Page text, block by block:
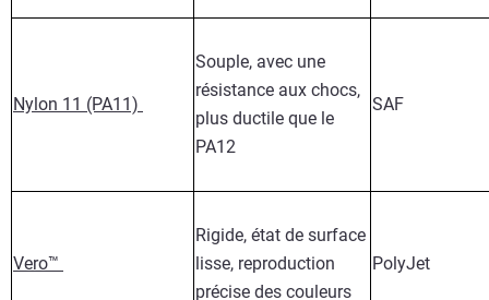
Nylon 11 (PA11)
Souple, avec une
résistance aux chocs,
plus ductile que le
PA12
SAF
Vero™
Rigide, état de surface
lisse, reproduction
précise des couleurs
PolyJet